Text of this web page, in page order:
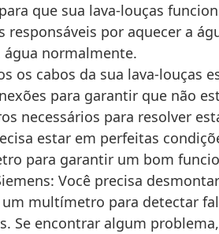
que sua lava-louças
por aquecer a
água normalmente.
os cabos da sua lava-louças
para garantir que não
necessários para resolver
estar em perfeitas
para garantir um bom
Você precisa
multímetro para detectar
encontrar algum